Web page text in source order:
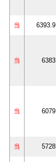
当 6393.9
当 6383
当 6079
当 5728